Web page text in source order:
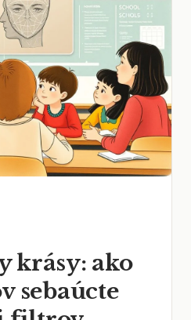
krásy: ako
sebaúcte